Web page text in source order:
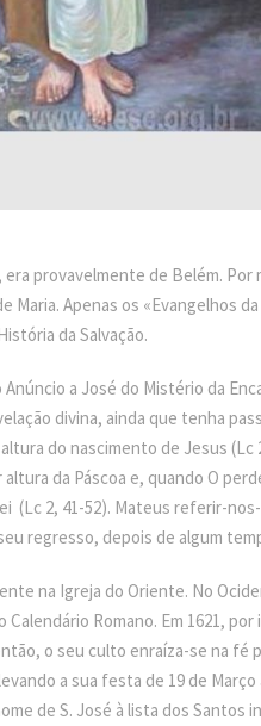
provavelmente de Belém.
Maria. Apenas os «Evangelhos
da Salvação.
a José do Mistério da
divina, ainda que tenha
do nascimento de Jesus
altura da Páscoa e, quando O
(Lc 2, 41-52). Mateus referir-
regresso, depois de algum
na Igreja do Oriente. No
Romano. Em 1621,
o seu culto enraíza-se na fé
a sua festa de 19 de
de S. José à lista dos Santos